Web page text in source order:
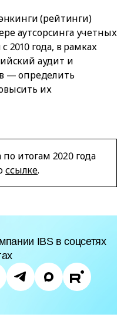
(рейтинги)
аутсорсинга учетных
2010 года, в рамках
аудит и
— определить
их
итогам 2020 года
ссылке.
IBS в соцсетях